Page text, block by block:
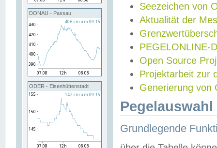
DONAU - Passau
ODER - Eisenhüttenstadt
Seezeichen von
Aktualität der
PEGELONLINE-
Open Source
Projektarbeit zur
Generierung von
Grundlegende